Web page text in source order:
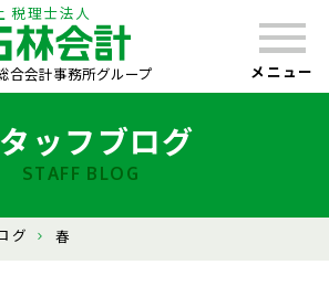
税理士法人
合会計事務所グループ メニュー
ッフブログ
STAFF BLOG
グ 春